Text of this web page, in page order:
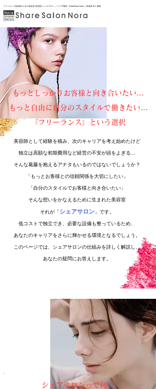
フリーランス美容師のための美容室 /美容院 | シェアサロン ノーラ 宇都宮（ShareSalon Nora）| 美容師 求人 募集
もっとしっかりお客様と向き合いたい…
もっと自由に自分のスタイルで働きたい…
『​フリーランス』という選択
美容師として経験を積み、次のキャリアを考え始めたけど
独立は高額な初期費用など経営の不安が頭をよぎる…
そんな葛藤を抱えるアナタもいるのではないでしょうか？
「もっとお客様との信頼関係を大切にしたい」
「自分のスタイルでお客様と向き合いたい」
​そんな想いをかなえるために生まれた美容室
それが「シェアサロン」です。
低コストで独立でき、必要な設備も整っているため、
あなたのキャリアをさらに輝かせる環境となるでしょう。
このページでは、シェアサロンの仕組みを詳しく解説し、
あなたの疑問にお答えします。
シェアサロンって何？